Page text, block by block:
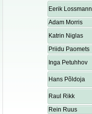
Eerik Lossmann
Adam Morris
Katrin Niglas
Priidu Paomets
Inga Petuhhov
Hans Põldoja
Raul Rikk
Rein Ruus